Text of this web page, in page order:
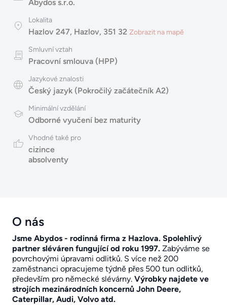
Abydos s.r.o.
Lokalita
Hazlov 247, Hazlov, 351 32 Zobrazit na mapě
Smluvní vztah
Pracovní smlouva (HPP)
Jazykové znalosti
Český jazyk (Pokročilý začátečník A2)
Minimální vzdělání
Odborné vyučení bez maturity
Vhodné také pro
cizince
absolventy
O nás
Jsme Abydos - rodinná firma z Hazlova. Spolehlivý
partner sléváren fungující od roku 1997. Zabýváme se
povrchovými úpravami odlitků. S více než 200
zaměstnanci opracujeme týdně přes 500 tun odlitků,
především pro německé slévárny. Výrobky najdete ve
strojích mezinárodních koncernů John Deere,
Caterpillar, Audi, Volvo atd.